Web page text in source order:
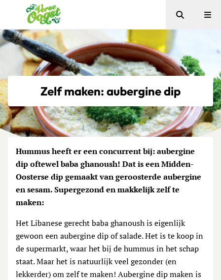
Verse Oogst
Zoeken
Zelf maken: aubergine dip
Hummus heeft er een concurrent bij: aubergine
dip oftewel baba ghanoush! Dat is een Midden-
Oosterse dip gemaakt van geroosterde aubergine
en sesam. Supergezond en makkelijk zelf te
maken:
Het Libanese gerecht baba ghanoush is eigenlijk
gewoon een aubergine dip of salade. Het is te koop in
de supermarkt, waar het bij de hummus in het schap
staat. Maar het is natuurlijk veel gezonder (en
lekkerder) om zelf te maken! Aubergine dip maken is